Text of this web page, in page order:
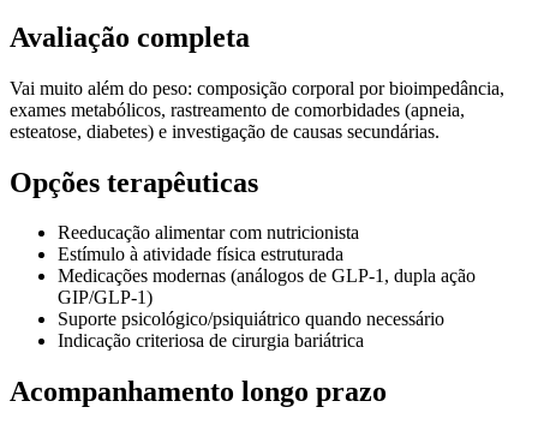
Avaliação completa
Vai muito além do peso: composição corporal por bioimpedância,
exames metabólicos, rastreamento de comorbidades (apneia,
esteatose, diabetes) e investigação de causas secundárias.
Opções terapêuticas
Reeducação alimentar com nutricionista
Estímulo à atividade física estruturada
Medicações modernas (análogos de GLP-1, dupla ação
GIP/GLP-1)
Suporte psicológico/psiquiátrico quando necessário
Indicação criteriosa de cirurgia bariátrica
Acompanhamento longo prazo